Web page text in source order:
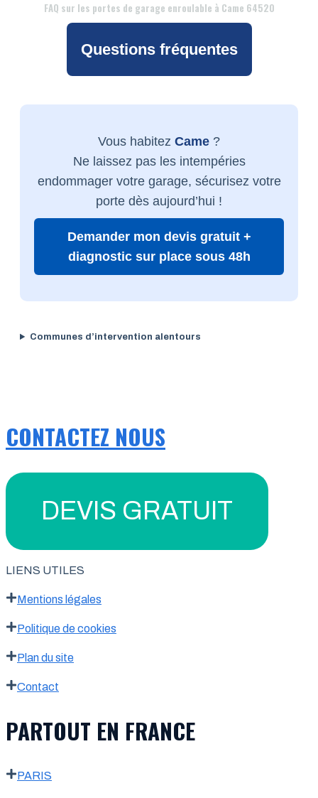
FAQ sur les portes de garage enroulable à Came 64520
Questions fréquentes
Vous habitez Came ?
Ne laissez pas les intempéries
endommager votre garage, sécurisez votre
porte dès aujourd’hui !
Demander mon devis gratuit +
diagnostic sur place sous 48h
Communes d’intervention alentours
CONTACTEZ NOUS
DEVIS GRATUIT
LIENS UTILES
Mentions légales
Politique de cookies
Plan du site
Contact
PARTOUT EN FRANCE
PARIS